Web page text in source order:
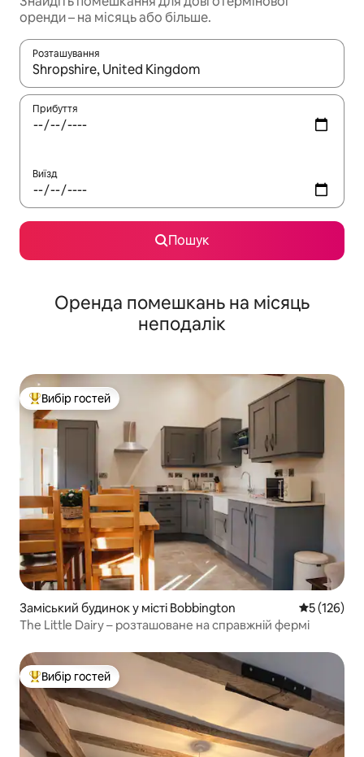
оренди – на місяць або більше.
Розташування
Отримавши результати пошуку, використовуйте для
Прибуття
Виїзд
Пошук
Оренда помешкань на місяць
неподалік
Топ вибір гостей
Вибір гостей
Заміський будинок у місті Bobbington Середня
5 (126)
The Little Dairy – розташоване на справжній фермі
Топ вибір гостей
Вибір гостей